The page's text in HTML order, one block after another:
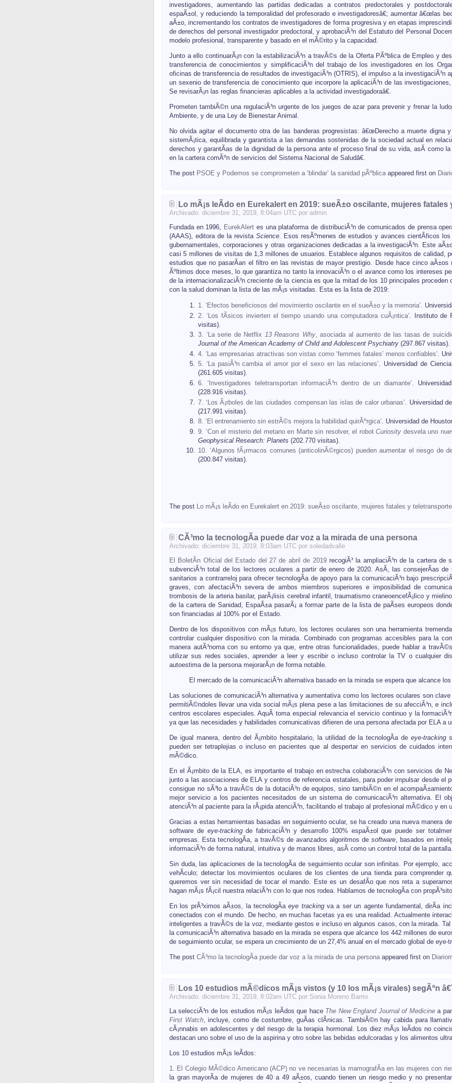
investigadores, aumentando las partidas dedicadas a contratos predoctorales y
espaÃ±ol, y reduciendo la temporalidad del profesorado e investigadoresâ€; aumentar â€œlas
aÃ±o, incrementando los contratos de investigadores de forma progresiva y en etapas
de derechos del personal investigador predoctoral, y aprobaciÃ³n del Estatuto del Personal
modelo profesional, transparente y basado en el mÃ©rito y la capacidad.
Junto a ello continuarÃ¡n con la estabilizaciÃ³n a travÃ©s de la Oferta PÃºblica de Empleo y
transferencia de conocimientos y simplificaciÃ³n del trabajo de los investigadores en los
oficinas de transferencia de resultados de investigaciÃ³n (OTRIS), el impulso a la investigaciÃ³n
un sexenio de transferencia de conocimiento que incorpore la aplicaciÃ³n de las
Se revisarÃ¡n las reglas financieras aplicables a la actividad investigadoraâ€.
Prometen tambiÃ©n una regulaciÃ³n urgente de los juegos de azar para prevenir y frenar la
Ambiente, y de una Ley de Bienestar Animal.
No olvida agitar el documento otra de las banderas progresistas: â€œDerecho a muerte digna
sistemÃ¡tica, equilibrada y garantista a las demandas sostenidas de la sociedad actual en
derechos y garantÃ­as de la dignidad de la persona ante el proceso final de su vida, asÃ­ como
en la cartera comÃºn de servicios del Sistema Nacional de Saludâ€.
The post PSOE y Podemos se comprometen a ‘blindar’ la sanidad pÃºblica appeared first on
Lo mÃ¡s leÃ­do en Eurekalert en 2019: sueÃ±o oscilante, mujeres fatales
Archivado: diciembre 31 , 2019, 8:04am UTC por admin
Fundada en 1996,
EurekAlert es una plataforma de distribuciÃ³n de comunicados de prensa
(AAAS), editora de la revista Science. Esos resÃºmenes de estudios y avances cientÃ­ficos
gubernamentales, corporaciones y otras organizaciones dedicadas a la investigaciÃ³n. Este
casi 5 millones de visitas de 1,3 millones de usuarios. Establece algunos requisitos de calidad,
estudios que no pasarÃ­an el filtro en las revistas de mayor prestigio. Desde hace cinco
Ãºltimos doce meses, lo que garantiza no tanto la innovaciÃ³n o el avance como los intereses
de la internacionalizaciÃ³n creciente de la ciencia es que la mitad de los 10 principales
con la salud dominan la lista de las mÃ¡s visitadas. Esta es la lista de 2019:
1. ‘Efectos beneficiosos del movimiento oscilante en el sueÃ±o y la memoria’.
2. ‘Los fÃ­sicos invierten el tiempo usando una computadora cuÃ¡ntica’ . Instituto de
visitas).
3. ‘La serie de Netflix 13 Reasons Why, asociada al aumento de las tasas de
Journal of the American Academy of Child and Adolescent Psychiatry (297.867 visitas).
4. ‘Las empresarias atractivas son vistas como ‘femmes fatales’ menos confiables’ .
5. ‘La pasiÃ³n cambia el amor por el sexo en las relaciones’. Universidad de
(261.605 visitas).
6. ‘Investigadores teletransportan informaciÃ³n dentro de un diamante’.
(228.916 visitas).
7. ‘Los Ã¡rboles de las ciudades compensan las islas de calor urbanas’ . Universidad
(217.991 visitas).
8. ‘El entrenamiento sin estrÃ©s mejora la habilidad quirÃºrgica’. Universidad de
9. ‘Con el misterio del metano en Marte sin resolver, el robotCuriosity desvela uno
Geophysical Research: Planets (202.770 visitas).
10. ‘Algunos fÃ¡rmacos comunes (anticolinÃ©rgicos) pueden aumentar el riesgo de
(200.847 visitas).
The post Lo mÃ¡s leÃ­do en Eurekalert en 2019: sueÃ±o oscilante, mujeres fatales y teletransporte
CÃ³mo la tecnologÃ­a puede dar voz a la mirada de una persona
Archivado: diciembre 31 , 2019, 8:03am UTC por soledadvalle
El BoletÃ­n Oficial del Estado del 27 de abril de 2019recogiÃ³ la ampliaciÃ³n de la cartera de
subvenciÃ³n total de los lectores oculares a partir de enero de 2020. AsÃ­, las consejerÃ­as
sanitarios a contrarreloj para ofrecer tecnologÃ­a de apoyo para la comunicaciÃ³n bajo
graves, con afectaciÃ³n severa de ambos miembros superiores e imposibilidad de
trombosis de la arteria basilar, parÃ¡lisis cerebral infantil, traumatismo craneoencefÃ¡lico y
de la cartera de Sanidad, EspaÃ±a pasarÃ¡ a formar parte de la lista de paÃ­ses europeos
son financiadas al 100% por el Estado.
Dentro de los dispositivos con mÃ¡s futuro, los lectores oculares son una herramienta
controlar cualquier dispositivo con la mirada. Combinado con programas accesibles para la
manera autÃ³noma con su entorno ya que, entre otras funcionalidades, puede hablar a
utilizar sus redes sociales, aprender a leer y escribir o incluso controlar la TV o cualquier
autoestima de la persona mejorarÃ¡n de forma notable.
El mercado de la comunicaciÃ³n alternativa basado en la mirada se espera que alcance
Las soluciones de comunicaciÃ³n alternativa y aumentativa como los lectores oculares son
permitiÃ©ndoles llevar una vida social mÃ¡s plena pese a las limitaciones de su afecciÃ³n, e
centros escolares especiales. AquÃ­ toma especial relevancia el servicio continuo y la
ya que las necesidades y habilidades comunicativas difieren de una persona afectada por ELA a
De igual manera, dentro del Ã¡mbito hospitalario, la utilidad de la tecnologÃ­a de eye-tracking
pueden ser tetraplejias o incluso en pacientes que al despertar en servicios de cuidados
mÃ©dico.
En el Ã¡mbito de la ELA, es importante el trabajo en estrecha colaboraciÃ³n con servicios de
junto a las asociaciones de ELA y centros de referencia estatales, para poder impulsar desde el
consigue no sÃ³lo a travÃ©s de la dotaciÃ³n de equipos, sino tambiÃ©n en el
mejor servicio a los pacientes necesitados de un sistema de comunicaciÃ³n alternativa. El
atenciÃ³n al paciente para la rÃ¡pida atenciÃ³n, facilitando el trabajo al profesional mÃ©dico y en
Gracias a estas herramientas basadas en seguimiento ocular, se ha creado una nueva manera
software de eye-trackingde fabricaciÃ³n y desarrollo 100% espaÃ±ol que puede ser
empresas. Esta tecnologÃ­a, a travÃ©s de avanzados algoritmos desoftware , basados en
informaciÃ³n de forma natural, intuitiva y de manos libres, asÃ­ como un control total de la pantalla.
Sin duda, las aplicaciones de la tecnologÃ­a de seguimiento ocular son infinitas. Por ejemplo,
vehÃ­culo; detectar los movimientos oculares de los clientes de una tienda para
queremos ver sin necesidad de tocar el mando. Este es un desafÃ­o que nos reta a
hagan mÃ¡s fÃ¡cil nuestra relaciÃ³n con lo que nos rodea. Hablamos de tecnologÃ­a con
En los prÃ³ximos aÃ±os, la tecnologÃ­aeye trackingva a ser un agente fundamental, dirÃ­a
conectados con el mundo. De hecho, en muchas facetas ya es una realidad. Actualmente
inteligentes a travÃ©s de la voz, mediante gestos e incluso en algunos casos, con la mirada.
la comunicaciÃ³n alternativa basado en la mirada se espera que alcance los 442 millones de
de seguimiento ocular, se espera un crecimiento de un 27,4% anual en el mercado global de eye-
The post CÃ³mo la tecnologÃ­a puede dar voz a la mirada de una persona appeared first on
Los 10 estudios mÃ©dicos mÃ¡s vistos (y 10 los mÃ¡s virales) segÃºn
Archivado: diciembre 31 , 2019, 8:02am UTC por Sonia Moreno Barrio
La selecciÃ³n de los estudios mÃ¡s leÃ­dos que hace The New England Journal of Medicinea
First Watch, incluye, como de costumbre, guÃ­as clÃ­nicas. TambiÃ©n hay cabida para
cÃ¡nnabis en adolescentes y del riesgo de la terapia hormonal. Los diez mÃ¡s leÃ­dos no
destacan uno sobre el uso de la aspirina y otro sobre las bebidas edulcoradas y los alimentos
Los 10 estudios mÃ¡s leÃ­dos:
1. El Colegio MÃ©dico Americano (ACP) no ve necesarias la mamografÃ­a en las mujeres con
la gran mayorÃ­a de mujeres de 40 a 49 aÃ±os, cuando tienen un riesgo medio y no